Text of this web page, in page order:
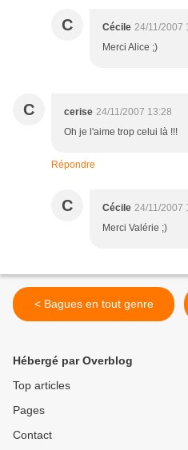
C Cécile 24/11/2007
Merci Alice ;)
C cerise 24/11/2007 13:28
Oh je l'aime trop celui là !!!
Répondre
C Cécile 24/11/2007
Merci Valérie ;)
< Bagues en tout genre
Hébergé par Overblog
Top articles
Pages
Contact